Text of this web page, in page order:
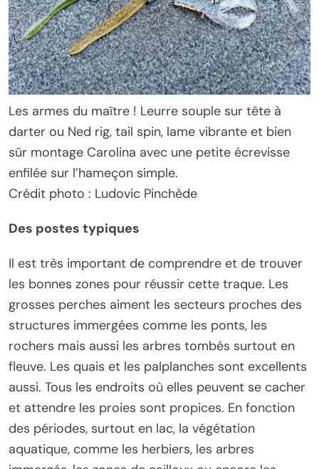
Les armes du maître ! Leurre souple sur tête à
darter ou Ned rig, tail spin, lame vibrante et bien
sûr montage Carolina avec une petite écrevisse
enfilée sur l’hameçon simple.
Crédit photo : Ludovic Pinchède
Des postes typiques
Il est très important de comprendre et de trouver
les bonnes zones pour réussir cette traque. Les
grosses perches aiment les secteurs proches des
structures immergées comme les ponts, les
rochers mais aussi les arbres tombés surtout en
fleuve. Les quais et les palplanches sont excellents
aussi. Tous les endroits où elles peuvent se cacher
et attendre les proies sont propices. En fonction
des périodes, surtout en lac, la végétation
aquatique, comme les herbiers, les arbres